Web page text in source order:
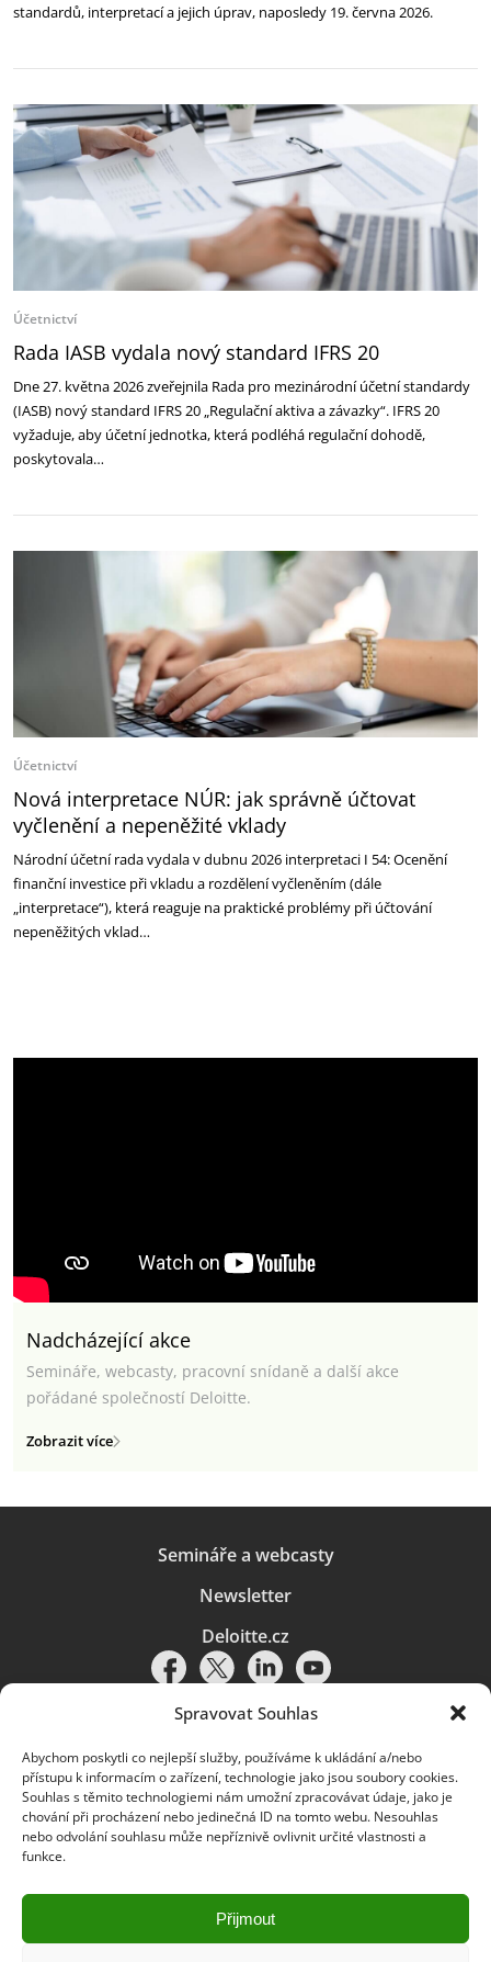
Spravovat Souhlas
Abychom poskytli co nejlepší služby, používáme k ukládání a/nebo
přístupu k informacím o zařízení, technologie jako jsou soubory cookies.
Souhlas s těmito technologiemi nám umožní zpracovávat údaje, jako je
chování při procházení nebo jedinečná ID na tomto webu. Nesouhlas
nebo odvolání souhlasu může nepříznivě ovlivnit určité vlastnosti a
funkce.
Přijmout
standardů, interpretací a jejich úprav, naposledy 19. června 2026.
Účetnictví
Rada IASB vydala nový standard IFRS 20
Dne 27. května 2026 zveřejnila Rada pro mezinárodní účetní standardy
(IASB) nový standard IFRS 20 „Regulační aktiva a závazky“. IFRS 20
vyžaduje, aby účetní jednotka, která podléhá regulační dohodě,
poskytovala…
Účetnictví
Nová interpretace NÚR: jak správně účtovat
vyčlenění a nepeněžité vklady
Národní účetní rada vydala v dubnu 2026 interpretaci I 54: Ocenění
finanční investice při vkladu a rozdělení vyčleněním (dále
„interpretace“), která reaguje na praktické problémy při účtování
nepeněžitých vklad…
Nadcházející akce
Semináře, webcasty, pracovní snídaně a další akce
pořádané společností Deloitte.
Zobrazit více
Semináře a webcasty
Newsletter
Deloitte.cz
Pravidla používání|Ochrana osobních údajů|Soubory cookies |
Deloitte.cz
© 2026. Více informací najdete vPravidlech používání.
Deloitte označuje jednu či více společností globální sítě členských
a přidružené subjekty (souhrnně „organizace Deloitte“). Společnost DTTL
(rovněž označovaná jako „Deloitte Global“) a každá z jejích členských
společností a jejich přidružených subjektů je samostatným a nezávislým
právním subjektem, který není oprávněn zavazovat nebo přijímat závazky